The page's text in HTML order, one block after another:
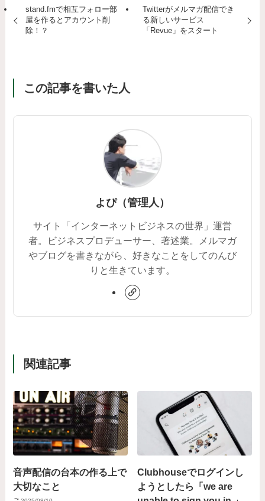
stand.fmで相互フォロー部
屋を作るとアカウント削
除！？
Twitterがメルマガ配信でき
る新しいサービス
「Revue」をスタート
この記事を書いた人
よぴ（管理人）
サイト「インターネットビジネスの世界」運営
者。ビジネスプロデューサー、著述業。メルマガ
やブログを書きながら、好きなことをしてのんび
りと生きています。
関連記事
音声配信の台本の作る上で
大切なこと
Clubhouseでログインし
ようとしたら「we are